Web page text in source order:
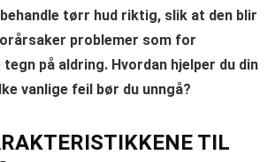
tørr hud riktig, slik at den blir
problemer som for
på aldring. Hvordan hjelper du din
vanlige feil bør du unngå?
TIL